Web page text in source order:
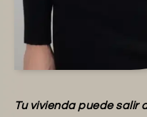
Tu vivienda puede salir